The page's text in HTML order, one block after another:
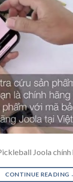
Joola
CONTINUE READING